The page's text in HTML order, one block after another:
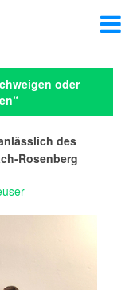
oder
des
Rosenberg